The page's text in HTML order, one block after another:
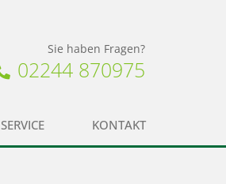
Sie haben Fragen?
02244 870975
SERVICE KONTAKT